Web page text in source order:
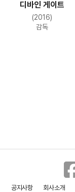
디바인 게이트
(2016)
감독
공지사항 회사소개